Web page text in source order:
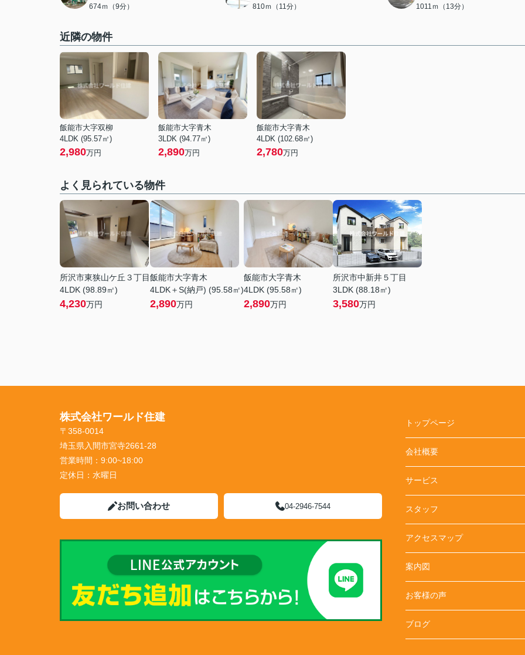
674ｍ（9分） 810ｍ（11分） 1011ｍ（13分）
近隣の物件
飯能市大字双柳
4LDK (95.57㎡)
2,980万円
飯能市大字青木
3LDK (94.77㎡)
2,890万円
飯能市大字青木
4LDK (102.68㎡)
2,780万円
よく見られている物件
所沢市東狭山ケ丘３丁目
4LDK (98.89㎡)
4,230万円
飯能市大字青木
4LDK＋S(納戸) (95.58㎡)
2,890万円
飯能市大字青木
4LDK (95.58㎡)
2,890万円
所沢市中新井５丁目
3LDK (88.18㎡)
3,580万円
株式会社ワールド住建
〒358-0014
埼玉県入間市宮寺2661-28
営業時間： 9:00~18:00
定休日： 水曜日
お問い合わせ 04-2946-7544
トップページ
会社概要
サービス
スタッフ
アクセスマップ
案内図
お客様の声
ブログ